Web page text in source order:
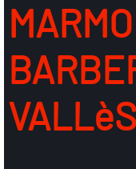
VALLèS